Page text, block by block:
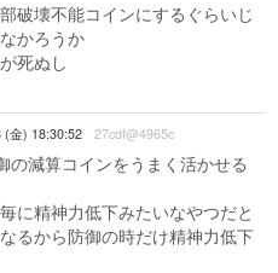
破壊不能コインにするぐらいじ
かろうか
死ぬし
(金) 18:30:52 27cdf@4965c
の減算コインをうまく活かせる
に精神力低下みたいなやつだと
るから防御の時だけ精神力低下